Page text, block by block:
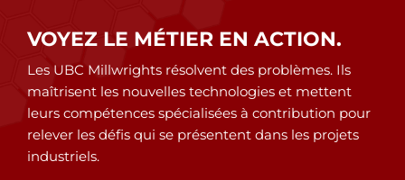
VOYEZ LE MÉTIER EN ACTION.
Les UBC Millwrights résolvent des problèmes. Ils
maîtrisent les nouvelles technologies et mettent
leurs compétences spécialisées à contribution pour
relever les défis qui se présentent dans les projets
industriels.